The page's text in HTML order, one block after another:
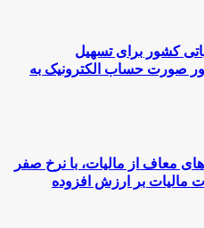
کشور برای تسهیل
صورت حساب الکترونیک به
معاف از مالیات، با نرخ صفر
مالیات بر ارزش افزوده